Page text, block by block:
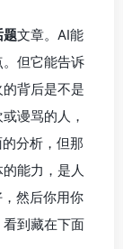
题文章。AI能
但它能告诉
背后是不是
谩骂的人，
分析，但那
能力，是人
然后你用你
看到藏在下面